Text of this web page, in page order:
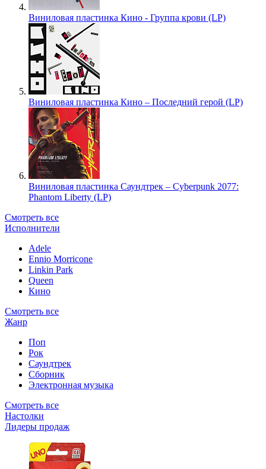
Виниловая пластинка Кино - Группа крови (LP)
Виниловая пластинка Кино – Последний герой (LP)
Виниловая пластинка Саундтрек – Cyberpunk 2077:
Phantom Liberty (LP)
Смотреть все
Исполнители
Adele
Ennio Morricone
Linkin Park
Queen
Кино
Смотреть все
Жанр
Поп
Рок
Саундтрек
Сборник
Электронная музыка
Смотреть все
Настолки
Лидеры продаж